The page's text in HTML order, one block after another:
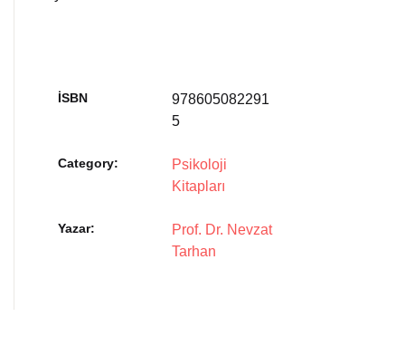
İSBN
978605082291
5
Category:
Psikoloji
Kitapları
Yazar
Prof. Dr. Nevzat
Tarhan